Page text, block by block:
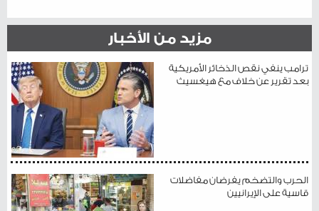
مزيد من الأخبار
ترامب ينفي نقص الذخائر الأمريكية
بعد تقرير عن خلاف مع هيغسيث
الحرب والتضخم يفرضان مفاضلات
قاسية على الإيرانيين